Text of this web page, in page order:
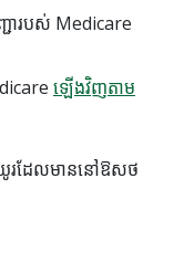
ជារបស់ Medicare
ឡើងវិញតាម
យូរដែលមាននៅឱសថ